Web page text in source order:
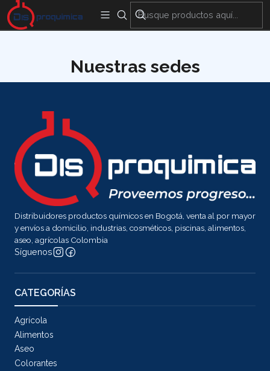
Inicio
Nuestras sedes
Distribuidores productos químicos en Bogotá, venta al por mayor
y envíos a domicilio, industrias, cosméticos, piscinas, alimentos,
aseo, agrícolas Colombia
Síguenos
CATEGORÍAS
Agrícola
Alimentos
Aseo
Colorantes